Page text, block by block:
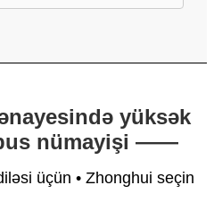
yüksək
nümayişi ——
üçün • Zhonghui seçin